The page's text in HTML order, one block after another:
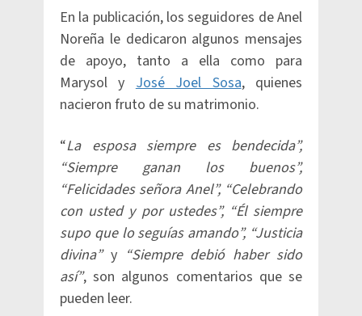
En la publicación, los seguidores de Anel
Noreña le dedicaron algunos mensajes
de apoyo, tanto a ella como para
Marysol yJosé Joel Sosa, quienes
nacieron fruto de su matrimonio.
“La esposa siempre es bendecida”,
“Siempre ganan los buenos”,
“Felicidades señora Anel”, “Celebrando
con usted y por ustedes”, “Él siempre
supo que lo seguías amando”, “Justicia
divina” y“Siempre debió haber sido
así”, son algunos comentarios que se
pueden leer.